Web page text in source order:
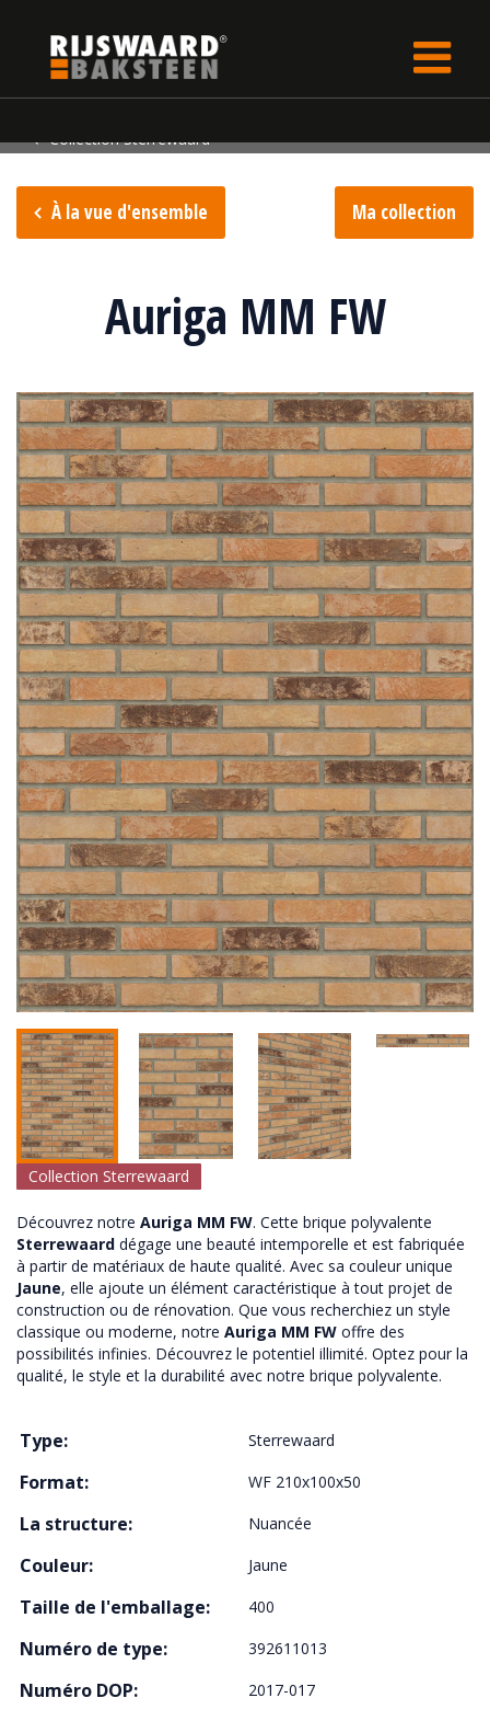
Collection Sterrewaard
À la vue d'ensemble Ma collection
Auriga MM FW
Collection Sterrewaard
Découvrez notre Auriga MM FW. Cette brique polyvalente
Sterrewaard dégage une beauté intemporelle et est fabriquée
à partir de matériaux de haute qualité. Avec sa couleur unique
Jaune, elle ajoute un élément caractéristique à tout projet de
construction ou de rénovation. Que vous recherchiez un style
classique ou moderne, notre Auriga MM FW offre des
possibilités infinies. Découvrez le potentiel illimité. Optez pour la
qualité, le style et la durabilité avec notre brique polyvalente.
Type: Sterrewaard
Format: WF 210x100x50
La structure: Nuancée
Couleur: Jaune
Taille de l'emballage: 400
Numéro de type: 392611013
Numéro DOP: 2017-017